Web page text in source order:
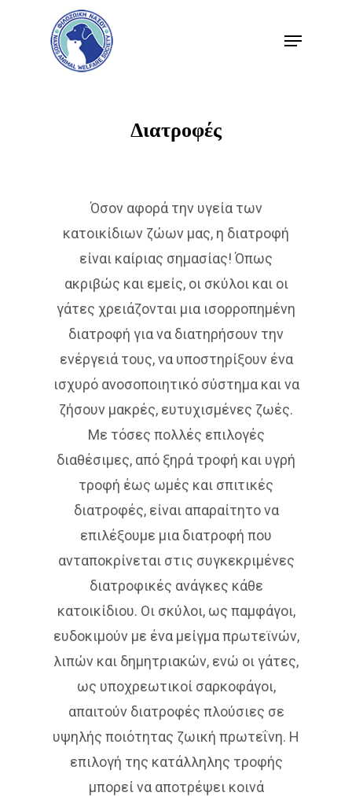
Μετάβαση
Μενού
Διατροφές
Όσον αφορά την υγεία των
κατοικίδιων ζώων μας, η διατροφή
είναι καίριας σημασίας! Όπως
ακριβώς και εμείς, οι σκύλοι και οι
γάτες χρειάζονται μια ισορροπημένη
διατροφή για να διατηρήσουν την
ενέργειά τους, να υποστηρίξουν ένα
ισχυρό ανοσοποιητικό σύστημα και να
ζήσουν μακρές, ευτυχισμένες ζωές.
Με τόσες πολλές επιλογές
διαθέσιμες, από ξηρά τροφή και υγρή
τροφή έως ωμές και σπιτικές
διατροφές, είναι απαραίτητο να
επιλέξουμε μια διατροφή που
ανταποκρίνεται στις συγκεκριμένες
διατροφικές ανάγκες κάθε
κατοικίδιου. Οι σκύλοι, ως παμφάγοι,
ευδοκιμούν με ένα μείγμα πρωτεϊνών,
λιπών και δημητριακών, ενώ οι γάτες,
ως υποχρεωτικοί σαρκοφάγοι,
απαιτούν διατροφές πλούσιες σε
υψηλής ποιότητας ζωική πρωτεΐνη. Η
επιλογή της κατάλληλης τροφής
μπορεί να αποτρέψει κοινά